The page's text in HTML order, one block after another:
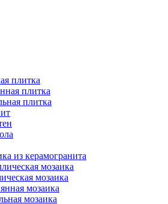
плитка
плитка
плитка
из керамогранита
мозаика
мозаика
мозаика
мозаика